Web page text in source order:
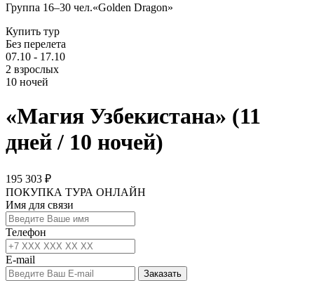
Группа 16–30 чел.«Golden Dragon»
Купить тур
Без перелета
07.10 - 17.10
2 взрослых
10 ночей
«Магия Узбекистана» (11
дней / 10 ночей)
195 303 ₽
ПОКУПКА ТУРА ОНЛАЙН
Имя для связи
Телефон
E-mail
Заказать